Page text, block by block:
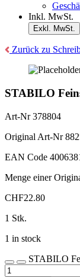
Inkl. MwSt.
Exkl. MwSt.
Zurück zu
STABILO
Art-Nr378804
Original Art-Nr
EAN Code
Menge einer
CHF22.80
1 Stk.
1 in stock
STABILO